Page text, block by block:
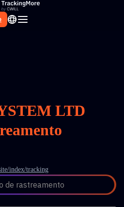
LTD
index/tracking
de rastreamento